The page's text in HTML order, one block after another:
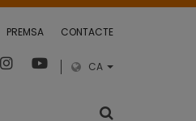
PREMSA CONTACTE
CA